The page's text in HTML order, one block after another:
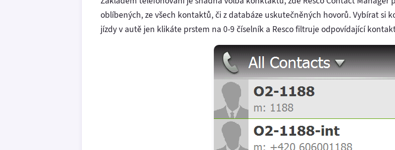
oblíbených, ze všech kontaktů, či z databáze uskutečněných hovorů. Vybírat si
jízdy v autě jen klikáte prstem na 0-9 číselník a Resco filtruje odpovídající